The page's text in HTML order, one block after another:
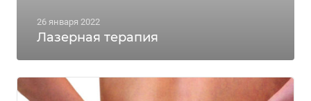
Лазерная терапия
26 января 2022